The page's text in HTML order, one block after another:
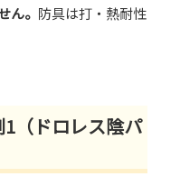
ん。 防具は打・熱耐性
（ドロレス陰パ